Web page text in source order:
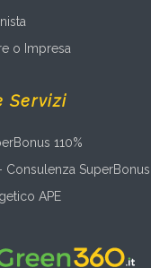
o Impresa
Servizi
110%
Consulenza SuperBonus
APE